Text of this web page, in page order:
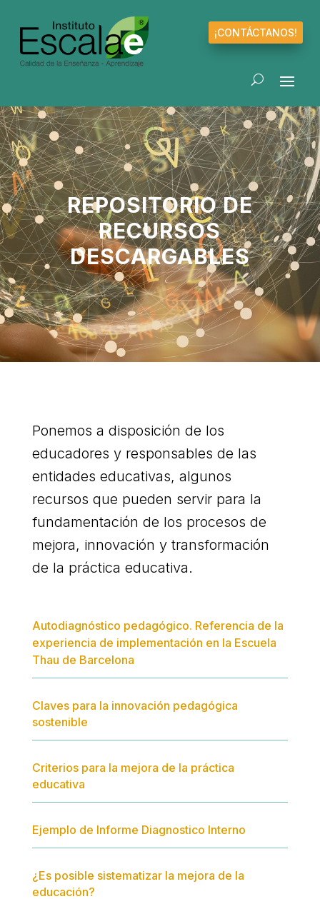
¡CONTÁCTANOS!
REPOSITORIO DE
RECURSOS
DESCARGABLES
Ponemos a disposición de los
educadores y responsables de las
entidades educativas, algunos
recursos que pueden servir para la
fundamentación de los procesos de
mejora, innovación y transformación
de la práctica educativa.
Autodiagnóstico pedagógico. Referencia de la
experiencia de implementación en la Escuela
Thau de Barcelona
Claves para la innovación pedagógica
sostenible
Criterios para la mejora de la práctica
educativa
Ejemplo de Informe Diagnostico Interno
¿Es posible sistematizar la mejora de la
educación?